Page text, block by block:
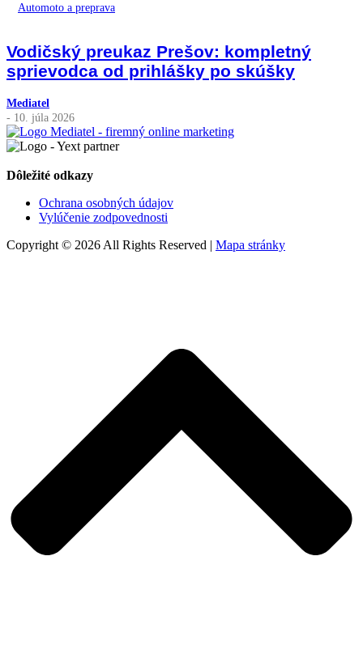
Automoto a preprava
Vodičský preukaz Prešov: kompletný
sprievodca od prihlášky po skúšky
Mediatel
- 10. júla 2026
Dôležité odkazy
Ochrana osobných údajov
Vylúčenie zodpovednosti
Copyright © 2026 All Rights Reserved | Mapa stránky